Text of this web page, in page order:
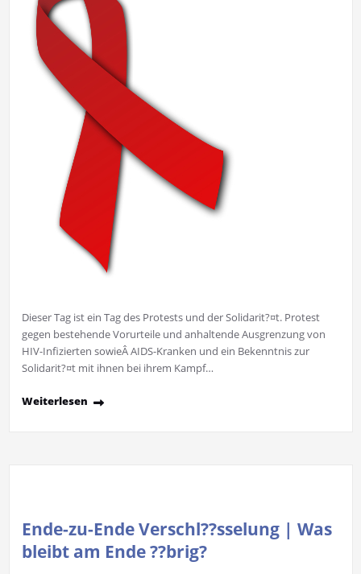
Dieser Tag ist ein Tag des Protests und der Solidarit?¤t. Protest
gegen bestehende Vorurteile und anhaltende Ausgrenzung von
HIV-Infizierten sowieÂ AIDS-Kranken und ein Bekenntnis zur
Solidarit?¤t mit ihnen bei ihrem Kampf…
Weiterlesen
Ende-zu-Ende Verschl??sselung | Was
bleibt am Ende ??brig?